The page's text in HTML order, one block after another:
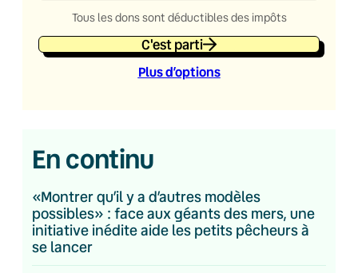
Tous les dons sont déductibles des impôts
C'est parti
Plus d’options
En continu
«Montrer qu’il y a d’autres modèles
possibles» : face aux géants des mers, une
initiative inédite aide les petits pêcheurs à
se lancer